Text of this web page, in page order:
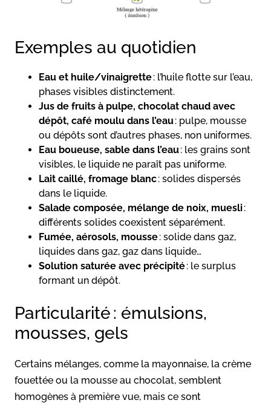
Exemples au quotidien
Eau et huile/vinaigrette: l’huile flotte sur l’eau,
phases visibles distinctement.
Jus de fruits à pulpe, chocolat chaud avec
dépôt, café moulu dans l’eau: pulpe, mousse
ou dépôts sont d’autres phases, non uniformes.
Eau boueuse, sable dans l’eau: les grains sont
visibles, le liquide ne paraît pas uniforme.
Lait caillé, fromage blanc: solides dispersés
dans le liquide.
Salade composée, mélange de noix, muesli:
différents solides coexistent séparément.
Fumée, aérosols, mousse: solide dans gaz,
liquides dans gaz, gaz dans liquide…
Solution saturée avec précipité: le surplus
formant un dépôt.
Particularité : émulsions,
mousses, gels
Certains mélanges, comme la mayonnaise, la crème
fouettée ou la mousse au chocolat, semblent
homogènes à première vue, mais ce sont